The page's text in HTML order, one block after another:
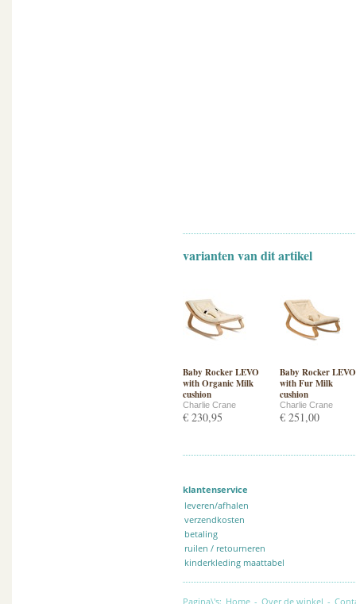
varianten van dit artikel
Baby Rocker LEVO
with Organic Milk
cushion
Charlie Crane
€ 230,95
Baby Rocker LEVO
with Fur Milk
cushion
Charlie Crane
€ 251,00
klantenservice
leveren/afhalen
verzendkosten
betaling
ruilen / retourneren
kinderkleding maattabel
Pagina\'s: Home - Over de winkel -